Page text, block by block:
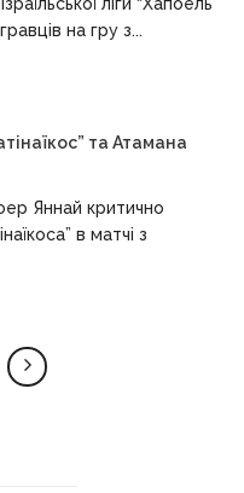
ліги “Хапоель
на гру з...
та Атамана
Яннай критично
в матчі з